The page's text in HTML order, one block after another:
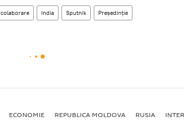
colaborare India Sputnik Președinție
ECONOMIE REPUBLICA MOLDOVA RUSIA